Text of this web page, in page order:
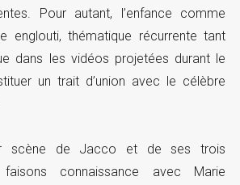
Pour autant, l’enfance comme
englouti, thématique récurrente tant
dans les vidéos projetées durant le
un trait d’union avec le célèbre
scène de Jacco et de ses trois
connaissance avec Marie